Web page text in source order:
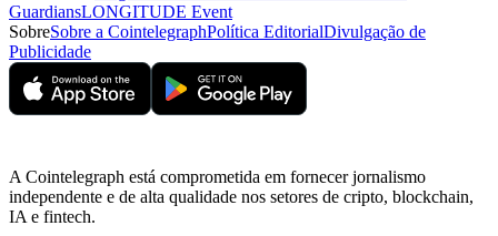
GuardiansLONGITUDE Event
SobreSobre a CointelegraphPolítica EditorialDivulgação de
Publicidade
A Cointelegraph está comprometida em fornecer jornalismo
independente e de alta qualidade nos setores de cripto, blockchain,
IA e fintech.